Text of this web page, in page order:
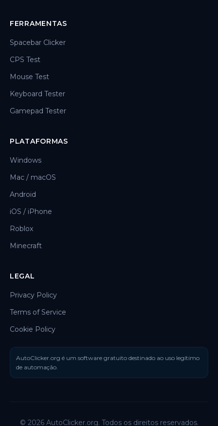
FERRAMENTAS
Spacebar Clicker
CPS Test
Mouse Test
Keyboard Tester
Gamepad Tester
PLATAFORMAS
Windows
Mac / macOS
Android
iOS / iPhone
Roblox
Minecraft
LEGAL
Privacy Policy
Terms of Service
Cookie Policy
AutoClicker.org é um software gratuito destinado ao uso legítimo
de automação.
© 2026 AutoClicker.org. Todos os direitos reservados.